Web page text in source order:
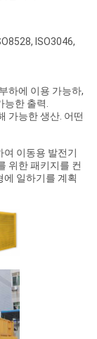
ISO3046,
하에 이용 가능하,
한 출력.
가능한 생산. 어떤
여 이동용 발전기
위한 패키지를 컨
일하기를 계획